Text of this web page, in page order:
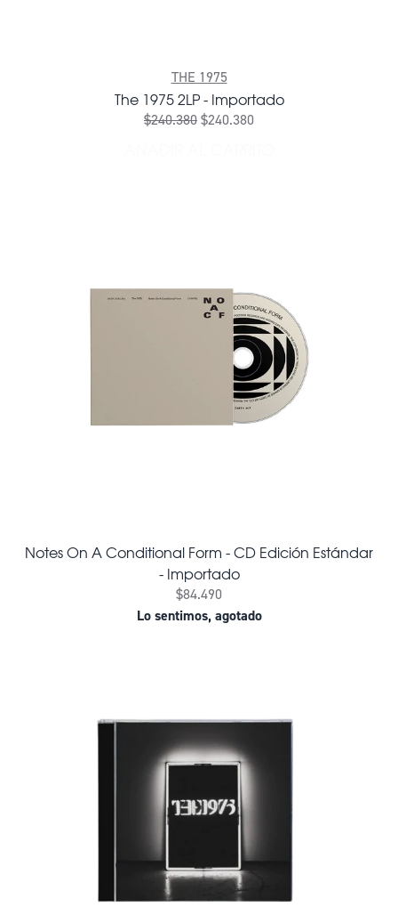
THE 1975
The 1975 2LP - Importado
$240.380$240.380
Notes On A Conditional Form - CD Edición Estándar
- Importado
$84.490
Lo sentimos, agotado